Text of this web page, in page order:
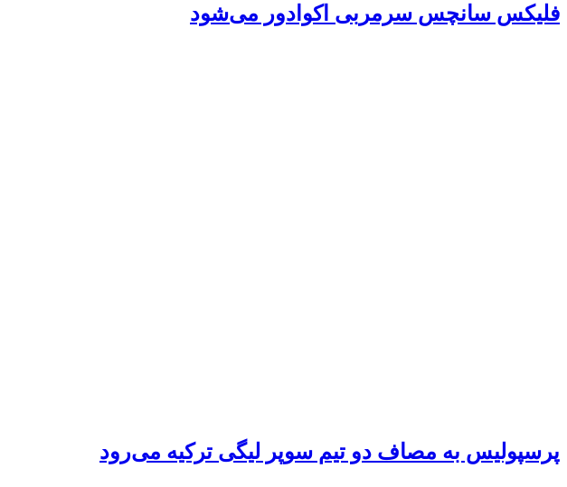
فلیکس سانچس سرمربی اکوادور می‌شود
پرسپولیس به مصاف دو تیم سوپر لیگی ترکیه می‌رود